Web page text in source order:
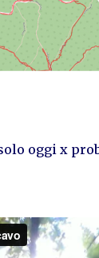
oggi x